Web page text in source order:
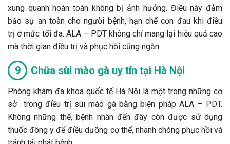
xung quanh hoàn toàn không bị ảnh hưởng. Điều này đảm
bảo sự an toàn cho người bệnh, hạn chế cơn đau khi điều
trị ở mức tối đa. ALA – PDT không chỉ mang lại hiệu quả cao
mà thời gian điều trị và phục hồi cũng ngắn.
Chữa sùi mào gà uy tín tại Hà Nội
Phòng khám đa khoa quốc tế Hà Nội là một trong những cơ
sở trong điều trị sùi mào gà bằng biện pháp ALA – PDT.
Không những thế, bệnh nhân đến đây còn được sử dụng
thuốc đông y để điều dưỡng cơ thể, nhanh chóng phục hồi và